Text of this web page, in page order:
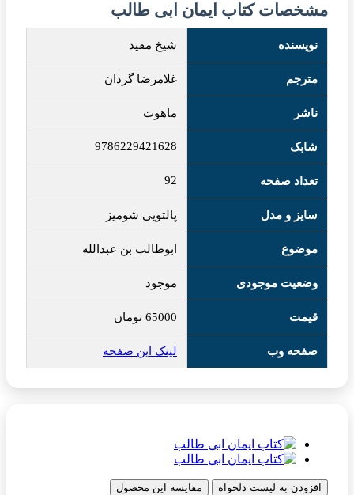
مشخصات کتاب ایمان ابی طالب
نویسنده شیخ مفید
مترجم غلامرضا گردان
ناشر ماهوت
شابک 9786229421628
تعداد صفحه 92
سایز و مدل پالتویی شومیز
موضوع ابوطالب بن عبدالله
وضعیت موجودی موجود
قیمت 65000 تومان
صفحه وب لینک این صفحه
افزودن به لیست دلخواه مقایسه این محصول